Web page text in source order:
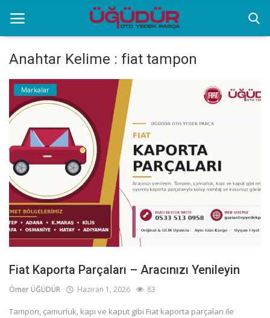
Anasayfa
Markalar
Ürünlerimiz
Sektörel Bilgiler
Galeri
İletişim
Anahtar Kelime : fiat tampon
Markalar
Fiat Kaporta Parçaları – Aracınızı Yenileyin
Ömer ÜĞÜDÜR Haziran 1, 2026 83
Tampon, çamurluk, kapı ve kaput gibi Fiat kaporta parçaları ile